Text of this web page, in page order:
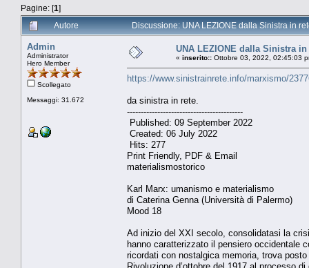
Pagine: [1]
Autore
Discussione: UNA LEZIONE dalla Sinistra in
Admin
Administrator
Hero Member
Scollegato
Messaggi: 31.672
UNA LEZIONE dalla Sinistra in
« inserito:: Ottobre 03, 2022, 02:45:03
https://www.sinistrainrete.info/marxismo/
da sinistra in rete.
------------------------------------------
Published: 09 September 2022
Created: 06 July 2022
Hits: 277
Print Friendly, PDF & Email
materialismostorico
Karl Marx: umanismo e materialismo
di Caterina Genna (Università di Palermo)
Mood 18
Ad inizio del XXI secolo, consolidatasi la
hanno caratterizzato il pensiero occidentale
ricordati con nostalgica memoria, trova